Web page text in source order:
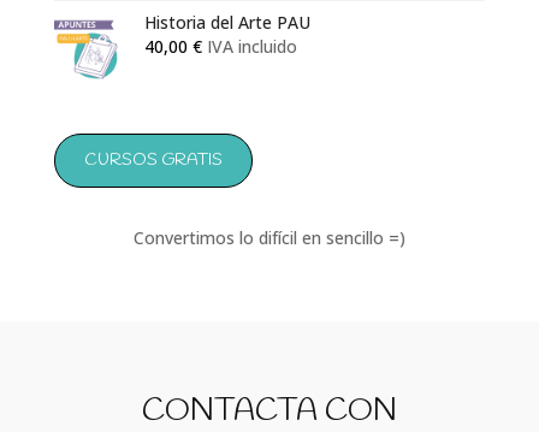
Historia del Arte PAU
40,00 € IVA incluido
CURSOS GRATIS
Convertimos lo difícil en sencillo =)
CONTACTA CON